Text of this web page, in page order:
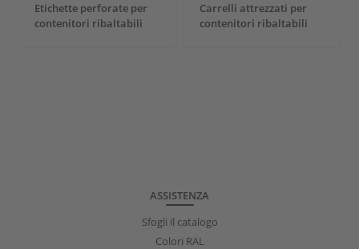
Etichette perforate per
contenitori ribaltabili
Carrelli attrezzati per
contenitori ribaltabili
ASSISTENZA
Sfogli il catalogo
Colori RAL